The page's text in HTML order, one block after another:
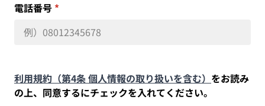
電話番号 *
利用規約（第4条 個人情報の取り扱いを含む） をお読み
の上、同意するにチェックを入れてください。